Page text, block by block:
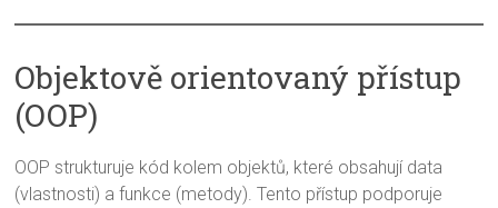
Objektově orientovaný přístup
(OOP)
OOP strukturuje kód kolem objektů, které obsahují data
(vlastnosti) a funkce (metody). Tento přístup podporuje